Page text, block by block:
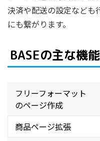
決済や配送の設定なども
にも繋がります。
BASEの主な機能
フリーフォーマット
のページ作成
商品ページ拡張